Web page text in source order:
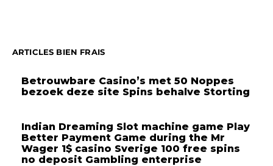
ARTICLES BIEN FRAIS
Betrouwbare Casino’s met 50 Noppes
bezoek deze site Spins behalve Storting
Indian Dreaming Slot machine game Play
Better Payment Game during the Mr
Wager 1$ casino Sverige 100 free spins
no deposit Gambling enterprise